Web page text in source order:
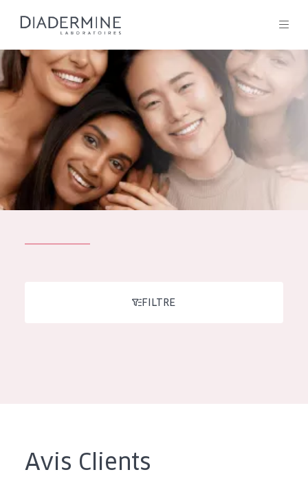
SOLUTIONS POUR LA PEAU
TYPE DE PRODUIT
TOUS LES PRODUIT
Tous les Produit
ACCUEIL
Composition
À propos
Conseils Beauté
FILTRE
Avis Clients